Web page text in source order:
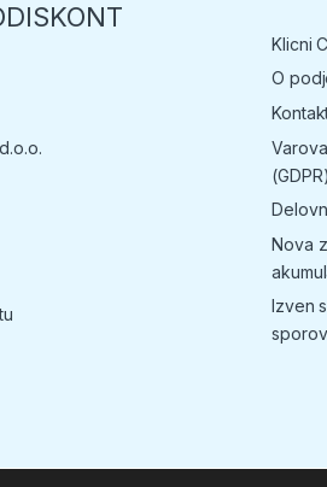
Klicni
O
(GDPR)
Nova
Izven
sporov